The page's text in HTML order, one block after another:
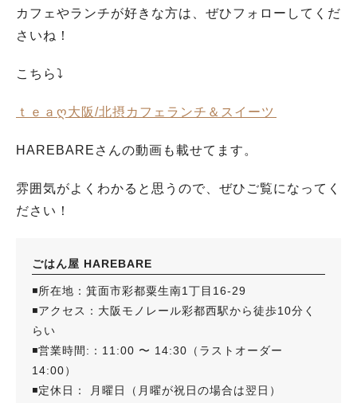
カフェやランチが好きな方は、ぜひフォローしてくだ
さいね！
こちら⤵
ｔｅａღ大阪/北摂カフェランチ＆スイーツ⁡⁡
HAREBAREさんの動画も載せてます。
雰囲気がよくわかると思うので、ぜひご覧になってく
ださい！
ごはん屋 HAREBARE
◾️所在地：箕面市彩都粟生南1丁目16-29
◾️アクセス：大阪モノレール彩都西駅から徒歩10分く
らい
◾️営業時間:：11:00 〜 14:30（ラストオーダー
14:00）
◾️定休日： 月曜日（月曜が祝日の場合は翌日）